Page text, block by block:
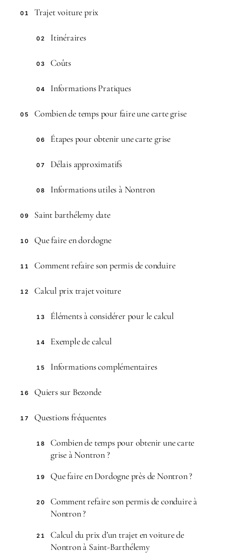
01 Trajet voiture prix
02 Itinéraires
03 Coûts
04 Informations Pratiques
05 Combien de temps pour faire une carte grise
06 Étapes pour obtenir une carte grise
07 Délais approximatifs
08 Informations utiles à Nontron
09 Saint barthélemy date
10 Que faire en dordogne
11 Comment refaire son permis de conduire
12 Calcul prix trajet voiture
13 Éléments à considérer pour le calcul
14 Exemple de calcul
15 Informations complémentaires
16 Quiers sur Bezonde
17 Questions fréquentes
18
Combien de temps pour obtenir une carte
grise à Nontron ?
19 Que faire en Dordogne près de Nontron ?
20
Comment refaire son permis de conduire à
Nontron ?
21
Calcul du prix d’un trajet en voiture de
Nontron à Saint-Barthélemy